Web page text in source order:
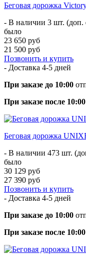
Беговая дорожка
- В наличии 3 шт. (доп.
было
23 650 руб
21 500 руб
Позвонить и купить
- Доставка 4-5 дней
При заказе до 10:00
При заказе после 10:00
Беговая дорожка
- В наличии 473 шт.
было
30 129 руб
27 390 руб
Позвонить и купить
- Доставка 4-5 дней
При заказе до 10:00
При заказе после 10:00